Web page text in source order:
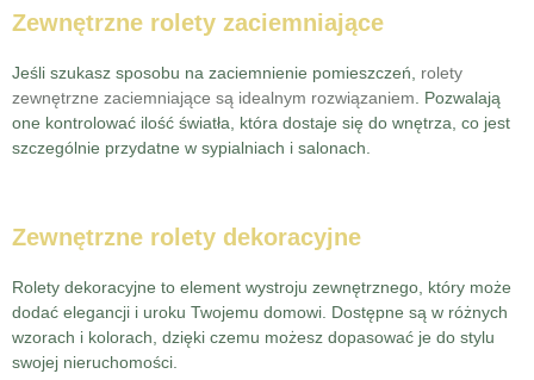
Zewnętrzne rolety zaciemniające
Jeśli szukasz sposobu na zaciemnienie pomieszczeń, rolety
zewnętrzne zaciemniające są idealnym rozwiązaniem. Pozwalają
one kontrolować ilość światła, która dostaje się do wnętrza, co jest
szczególnie przydatne w sypialniach i salonach.
Zewnętrzne rolety dekoracyjne
Rolety dekoracyjne to element wystroju zewnętrznego, który może
dodać elegancji i uroku Twojemu domowi. Dostępne są w różnych
wzorach i kolorach, dzięki czemu możesz dopasować je do stylu
swojej nieruchomości.